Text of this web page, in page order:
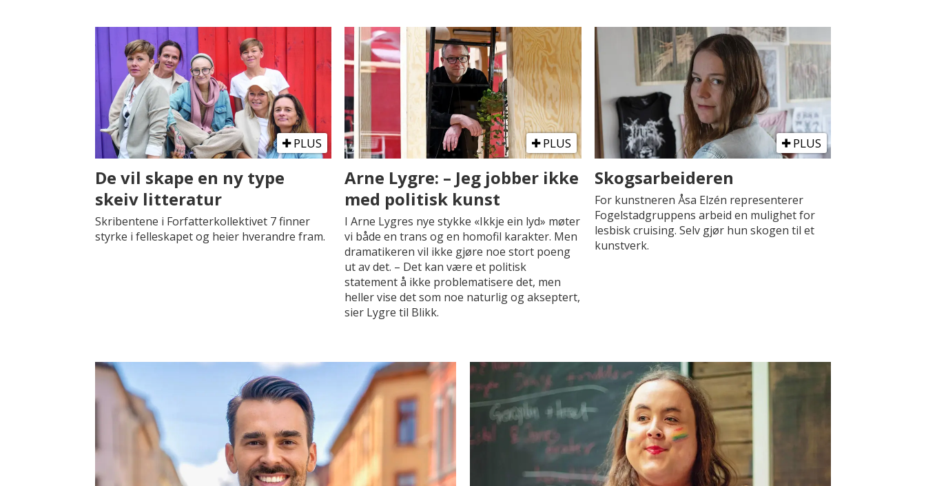
PLUS
De vil skape en ny type
skeiv litteratur
Skribentene i Forfatterkollektivet 7 finner
styrke i felleskapet og heier hverandre fram.
PLUS
Arne Lygre: – Jeg jobber ikke
med politisk kunst
I Arne Lygres nye stykke «Ikkje ein lyd» møter
vi både en trans og en homofil karakter. Men
dramatikeren vil ikke gjøre noe stort poeng
ut av det. – Det kan være et politisk
statement å ikke problematisere det, men
heller vise det som noe naturlig og akseptert,
sier Lygre til Blikk.
PLUS
Skogsarbeideren
For kunstneren Åsa Elzén representerer
Fogelstadgruppens arbeid en mulighet for
lesbisk cruising. Selv gjør hun skogen til et
kunstverk.